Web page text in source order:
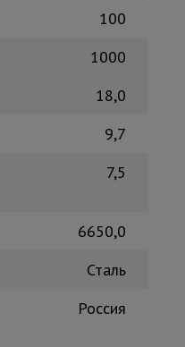
100
1000
18,0
9,7
7,5
6650,0
Сталь
Россия